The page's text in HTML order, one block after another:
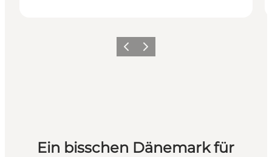
ZurückWeiter
Ein bisschen Dänemark für